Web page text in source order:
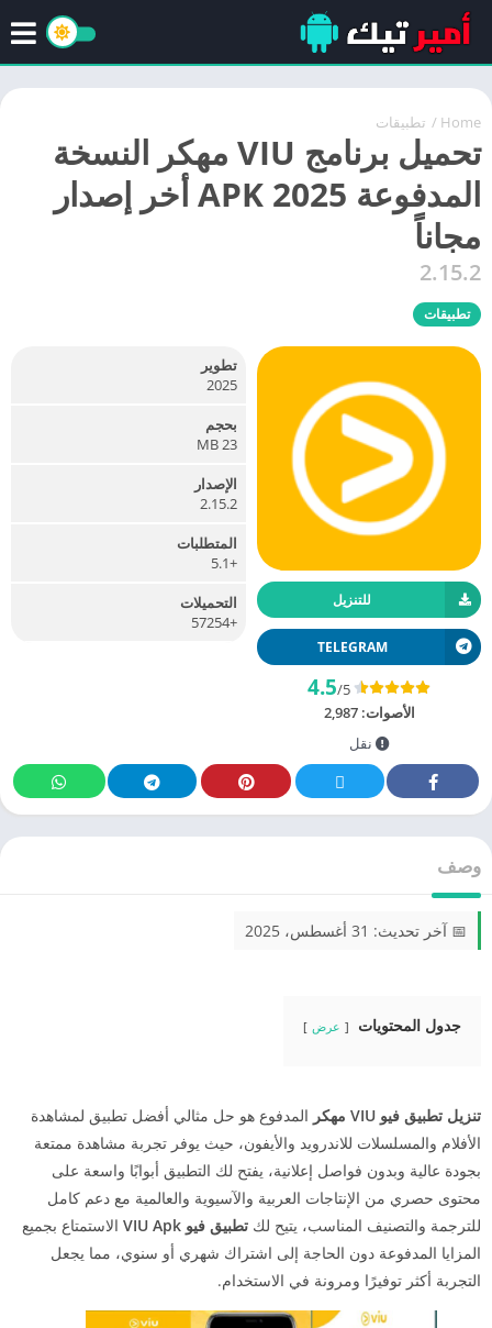
Home
/ تطبيقات
تحميل برنامج VIU مهكر النسخة
المدفوعة APK 2025 أخر إصدار
مجاناً
2.15.2
تطبيقات
للتنزيل
TELEGRAM
4.5/5
الأصوات:2,987
نقل
تطوير
2025
بحجم
23 MB
الإصدار
2.15.2
المتطلبات
+5.1
التحميلات
+57254
وصف
📅 آخر تحديث: 31 أغسطس، 2025
جدول المحتويات عرض
تنزيل تطبيق فيو VIU مهكر
المدفوع هو حل مثالي أفضل تطبيق لمشاهدة
الأفلام والمسلسلات للاندرويد والأيفون، حيث يوفر تجربة مشاهدة ممتعة
بجودة عالية وبدون فواصل إعلانية، يفتح لك التطبيق أبوابًا واسعة على
محتوى حصري من الإنتاجات العربية والآسيوية والعالمية مع دعم كامل
للترجمة والتصنيف المناسب، يتيح لك تطبيق فيو VIU Apk
الاستمتاع بجميع
المزايا المدفوعة دون الحاجة إلى اشتراك شهري أو سنوي، مما يجعل
التجربة أكثر توفيرًا ومرونة في الاستخدام.